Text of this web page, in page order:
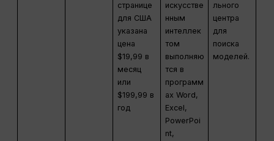
странице
для США
указана
цена
$19,99 в
месяц
или
$199,99 в
год
искусстве
нным
интеллек
том
выполняю
тся в
программ
ах Word,
Excel,
PowerPoi
nt,
льного
центра
для
поиска
моделей.